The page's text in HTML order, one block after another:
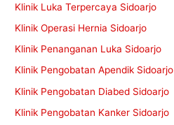
Klinik Luka Terpercaya Sidoarjo
Klinik Operasi Hernia Sidoarjo
Klinik Penanganan Luka Sidoarjo
Klinik Pengobatan Apendik Sidoarjo
Klinik Pengobatan Diabed Sidoarjo
Klinik Pengobatan Kanker Sidoarjo